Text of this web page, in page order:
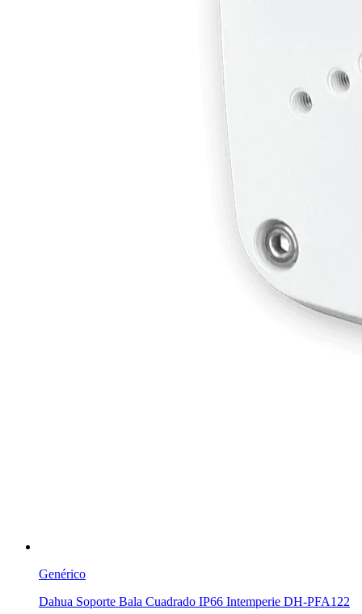
Genérico
Dahua Soporte Bala Cuadrado IP66 Intemperie DH-PFA122